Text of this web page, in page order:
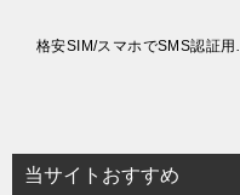
ビ
当サイトおすすめ